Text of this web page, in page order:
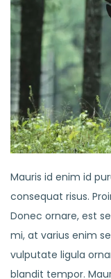
Mauris id enim id
consequat risus.
Donec ornare, est
mi, at varius enim
vulputate ligula
blandit tempor.